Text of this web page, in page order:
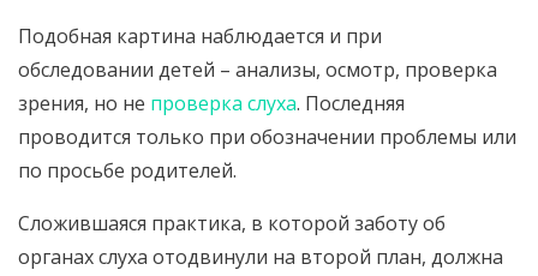
Подобная картина наблюдается и при
обследовании детей – анализы, осмотр, проверка
зрения, но не проверка слуха. Последняя
проводится только при обозначении проблемы или
по просьбе родителей.
Сложившаяся практика, в которой заботу об
органах слуха отодвинули на второй план, должна